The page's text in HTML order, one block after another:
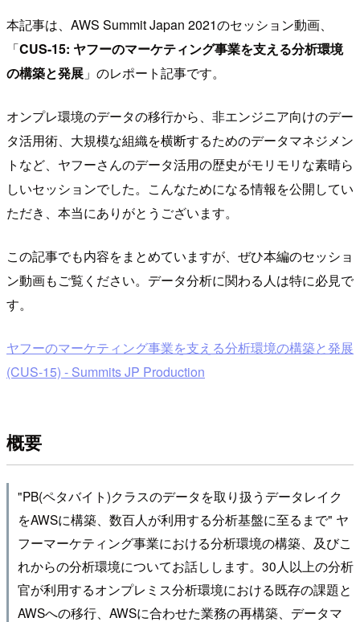
本記事は、AWS Summit Japan 2021のセッション動画、
「CUS-15: ヤフーのマーケティング事業を支える分析環境
の構築と発展 」のレポート記事です。
オンプレ環境のデータの移行から、非エンジニア向けのデー
タ活用術、大規模な組織を横断するためのデータマネジメン
トなど、ヤフーさんのデータ活用の歴史がモリモリな素晴ら
しいセッションでした。こんなためになる情報を公開してい
ただき、本当にありがとうございます。
この記事でも内容をまとめていますが、ぜひ本編のセッショ
ン動画もご覧ください。データ分析に関わる人は特に必見で
す。
ヤフーのマーケティング事業を支える分析環境の構築と発展
(CUS-15) - Summits JP Production
概要
"PB(ペタバイト)クラスのデータを取り扱うデータレイク
をAWSに構築、数百人が利用する分析基盤に至るまで" ヤ
フーマーケティング事業における分析環境の構築、及びこ
れからの分析環境についてお話しします。30人以上の分析
官が利用するオンプレミス分析環境における既存の課題と
AWSへの移行、AWSに合わせた業務の再構築、データマ